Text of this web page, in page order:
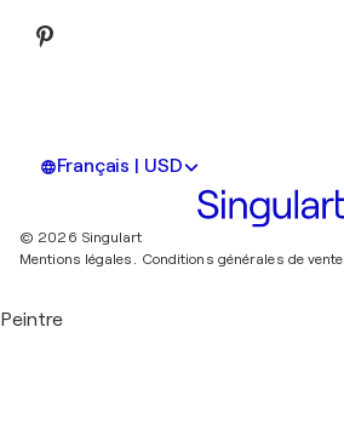
Français | USD
© 2026 Singulart
Mentions légales. Conditions générales de vente
Peintre